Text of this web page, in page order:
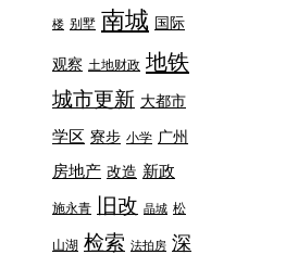
楼 别墅 南城 国际
观察 土地财政 地铁
城市更新 大都市
学区 寮步 小学 广州
房地产 改造 新政
施永青 旧改 晶城 松
山湖 检索 法拍房 深